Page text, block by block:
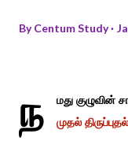
ByCentum Study
ந
மது குழுவின்
முதல்